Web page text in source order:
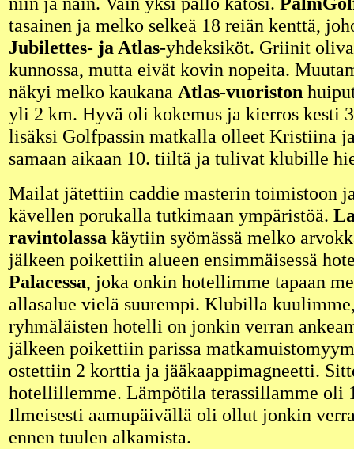
tasainen ja melko selkeä 18 reiän kenttä,
Jubilettes- ja Atlas-yhdeksiköt. Griinit
kunnossa, mutta eivät kovin nopeita.
näkyi melko kaukana Atlas-vuoriston
yli 2 km. Hyvä oli kokemus ja kierros kesti
lisäksi Golfpassin matkalla olleet Kristiina
samaan aikaan 10. tiiltä ja tulivat klubille
Mailat jätettiin caddie masterin toimistoon
kävellen porukalla tutkimaan ympäristöä.
ravintolassa käytiin syömässä melko
jälkeen poikettiin alueen ensimmäisessä
Palacessa, joka onkin hotellimme tapaan
allasalue vielä suurempi. Klubilla
ryhmäläisten hotelli on jonkin verran
jälkeen poikettiin parissa
ostettiin 2 korttia ja jääkaappimagneetti.
hotellillemme. Lämpötila terassillamme oli
Ilmeisesti aamupäivällä oli ollut jonkin
ennen tuulen alkamista.